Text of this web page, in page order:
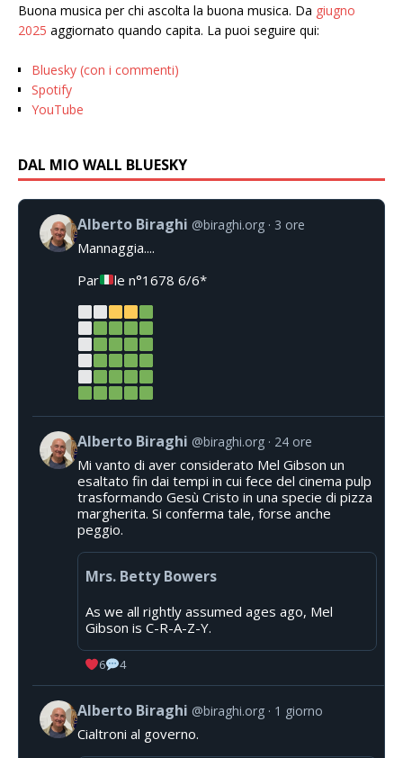
Buona musica per chi ascolta la buona musica. Da giugno
2025 aggiornato quando capita. La puoi seguire qui:
Bluesky (con i commenti)
Spotify
YouTube
DAL MIO WALL BLUESKY
Alberto Biraghi @biraghi.org 3 ore
Mannaggia....
Par
le n°1678 6/6*
Alberto Biraghi @biraghi.org 24 ore
Mi vanto di aver considerato Mel Gibson un
esaltato fin dai tempi in cui fece del cinema pulp
trasformando Gesù Cristo in una specie di pizza
margherita. Si conferma tale, forse anche
peggio.
Mrs. Betty Bowers
As we all rightly assumed ages ago, Mel
Gibson is C-R-A-Z-Y.
6 4
Alberto Biraghi @biraghi.org 1 giorno
Cialtroni al governo.